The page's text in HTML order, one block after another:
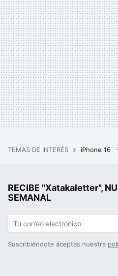
TEMAS DE INTERÉS iPhone 16
RECIBE "Xatakaletter",
SEMANAL
Suscribiéndote aceptas nuestra